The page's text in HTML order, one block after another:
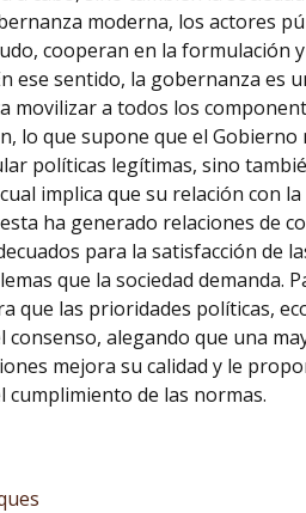
moderna, los actores
cooperan en la formulación
ese sentido, la gobernanza es
movilizar a todos los
lo que supone que el
políticas legítimas, sino
implica que su relación con
ha generado relaciones de
para la satisfacción de
que la sociedad demanda.
que las prioridades políticas,
consenso, alegando que una
mejora su calidad y le
cumplimiento de las normas.